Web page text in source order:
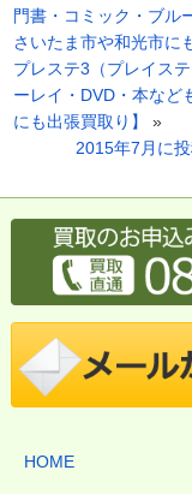
門書・コミック・ブル
さいたま市や和光市に
プレステ3（プレイス
ーレイ・DVD・本など
にも出張買取り】
»
2015年7月に
HOME